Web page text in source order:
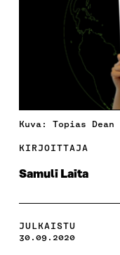
Kuva: Topias
KIRJOITTAJA
Samuli Laita
JULKAISTU
30.09.2020